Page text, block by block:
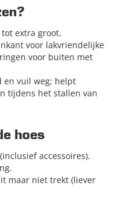
extra groot.
voor lakvriendelijke
voor buiten met
en vuil weg; helpt
tijdens het stallen van
hoes
accessoires).
maar niet trekt (liever